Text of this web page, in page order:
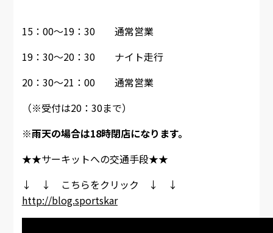
15：00～19：30 通常営業
19：30～20：30 ナイト走行
20：30～21：00 通常営業
（※受付は20：30まで）
※雨天の場合は18時閉店になります。
★★サーキットへの交通手段★★
↓ ↓ こちらをクリック ↓ ↓
http://blog.sportskar